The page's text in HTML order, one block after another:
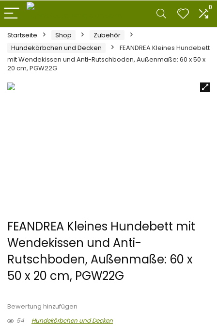
0
Startseite Shop
Zubehör
Hundekörbchen und Decken
FEANDREA Kleines Hundebett
mit Wendekissen und Anti-Rutschboden, Außenmaße: 60 x 50 x
20 cm, PGW22G
FEANDREA Kleines Hundebett mit
Wendekissen und Anti-
Rutschboden, Außenmaße: 60 x
50 x 20 cm, PGW22G
Bewertung hinzufügen
54
Hundekörbchen und Decken